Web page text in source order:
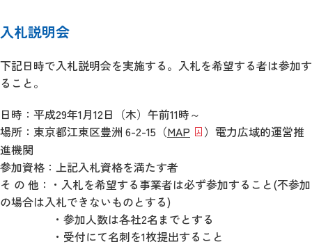
入札説明会
下記日時で入札説明会を実施する。入札を希望する者は参加す
ること。
日時：平成29年1月12日（木）午前11時～
場所：東京都江東区豊洲 6-2-15（MAP
）電力広域的運営推
進機関
参加資格：上記入札資格を満たす者
そ の 他：・入札を希望する事業者は必ず参加すること(不参加
の場合は入札できないものとする)
・参加人数は各社2名までとする
・受付にて名刺を1枚提出すること